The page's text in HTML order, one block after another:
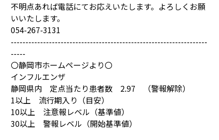
不明点あれば電話にてお応えいたします。よろしくお願
いいたします。
054-267-3131
-------------------------------------------------------------------
-----
〇静岡市ホームページより〇
インフルエンザ
静岡県内 定点当たり患者数 2.97 （警報解除）
1以上 流行期入り（目安）
10以上 注意報レベル（基準値）
30以上 警報レベル（開始基準値）